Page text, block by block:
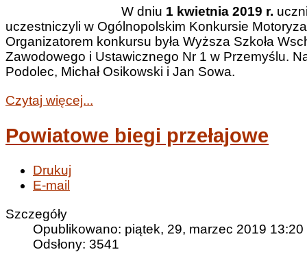
W dniu 1 kwietnia 2019 r.
uczestniczyli w Ogólnopolskim Konkursie
Organizatorem konkursu była Wyższa Szkoła
Zawodowego i Ustawicznego Nr 1 w Przemyślu.
Podolec, Michał Osikowski i Jan Sowa.
Czytaj więcej...
Powiatowe biegi przełajowe
Drukuj
E-mail
Szczegóły
Opublikowano: piątek, 29, marzec 2019 13:20
Odsłony: 3541